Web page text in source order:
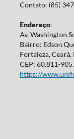
Contato: (85)
Endereço:
Av. Washington
Bairro: Edson
Fortaleza, Ceará,
CEP: 60.811-905.
https://